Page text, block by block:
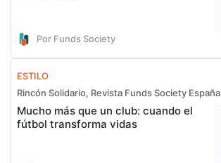
Por Funds Society
ESTILO
Rincón Solidario, Revista Funds Society España
Mucho más que un club: cuando el
fútbol transforma vidas